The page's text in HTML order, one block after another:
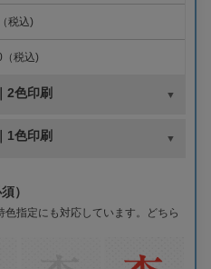
税込)
税込)
2色印刷
1色印刷
）
指定にも対応しています。どちら